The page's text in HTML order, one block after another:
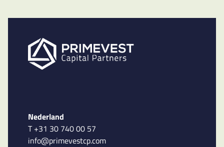
Nederland
T +31 30 740 00 57
info@primevestcp.com